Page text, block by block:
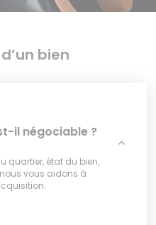
bien
il négociable ?
quartier, état du bien,
vous aidons à